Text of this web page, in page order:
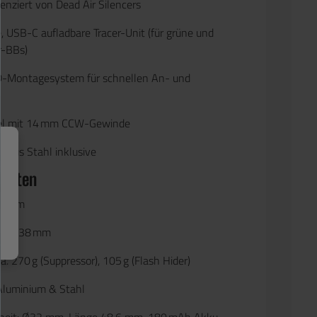
von Dead Air Silencers
USB-C aufladbare Tracer-Unit (für grüne und
BBs)
Montagesystem für schnellen An- und
mit 14 mm CCW-Gewinde
aus Stahl inklusive
mm
38 mm
270 g (Suppressor), 105 g (Flash Hider)
& Stahl